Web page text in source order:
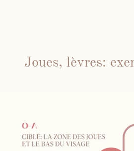
Joues, lèvres: